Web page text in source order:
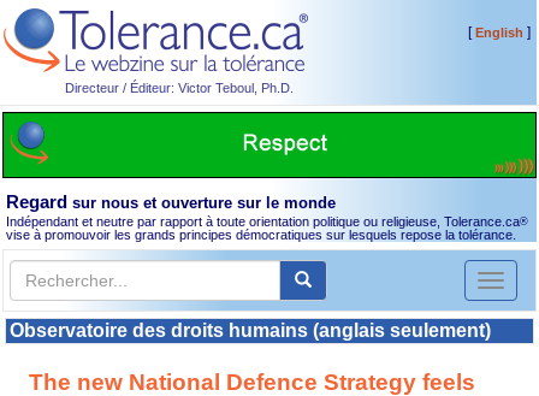
Directeur / Éditeur: Victor Teboul, Ph.D.
[English ]
Regard sur nous et ouverture sur le monde
Indépendant et neutre par rapport à toute orientation politique ou religieuse, Tolerance.ca®
vise à promouvoir les grands principes démocratiques sur lesquels repose la tolérance.
Toggle
Observatoire des droits humains (anglais seulement)
The new National Defence Strategy feels